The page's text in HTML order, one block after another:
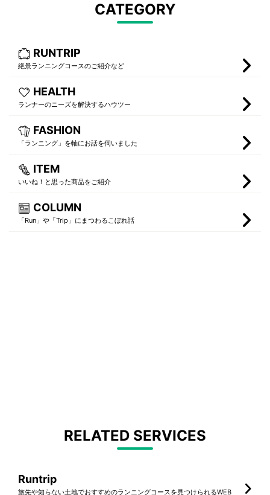
CATEGORY
RUNTRIP
絶景ランニングコースのご紹介など
HEALTH
ランナーのニーズを解決するハウツー
FASHION
「ランニング」を軸にお話を伺いました
ITEM
いいね！と思った商品をご紹介
COLUMN
「Run」や「Trip」にまつわるこぼれ話
RELATED SERVICES
Runtrip
旅先や知らない土地でおすすめのランニングコースを見つけられるWEB